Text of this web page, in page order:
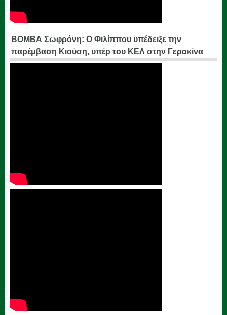
ΒΟΜΒΑ Σωφρόνη: Ο Φιλίππου υπέδειξε την
παρέμβαση Κιούση, υπέρ του ΚΕΛ στην Γερακίνα